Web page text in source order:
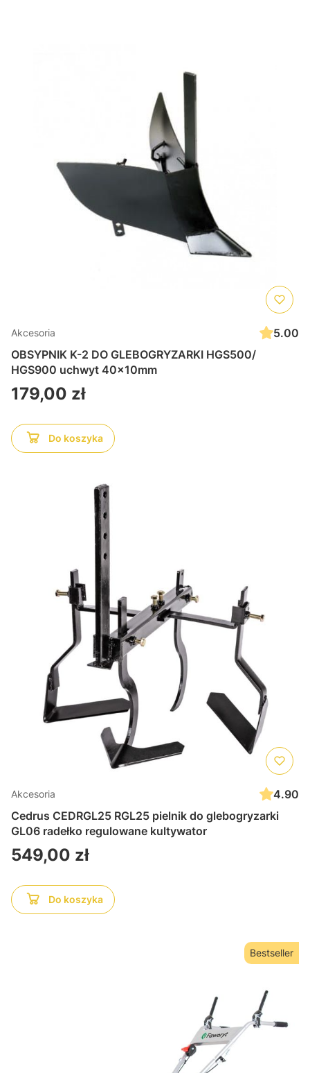
Akcesoria
5.00
OBSYPNIK K-2 DO GLEBOGRYZARKI HGS500/
HGS900 uchwyt 40x10mm
Cena
179,00 zł
Do koszyka
Akcesoria
4.90
Cedrus CEDRGL25 RGL25 pielnik do glebogryzarki
GL06 radełko regulowane kultywator
Cena
549,00 zł
Do koszyka
Bestseller